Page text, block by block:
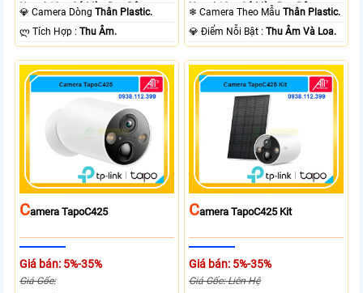
Ngoại 10m Có Màu Ban Ðêm.
💎 Camera DòngThân Plastic.
️ლ Tích Hợp :Thu Âm.
Ngoại 10m Có Màu Ban Ðêm.
❄ Camera Theo MẫuThân Plastic.
️💎 Điểm Nỗi Bật :Thu Âm Và Loa.
CAmera TapoC425
Giá bán: 5%-35%
Giá Gốc:
CAmera TapoC425 Kit
Giá bán: 5%-35%
Giá Gốc: Liên Hệ